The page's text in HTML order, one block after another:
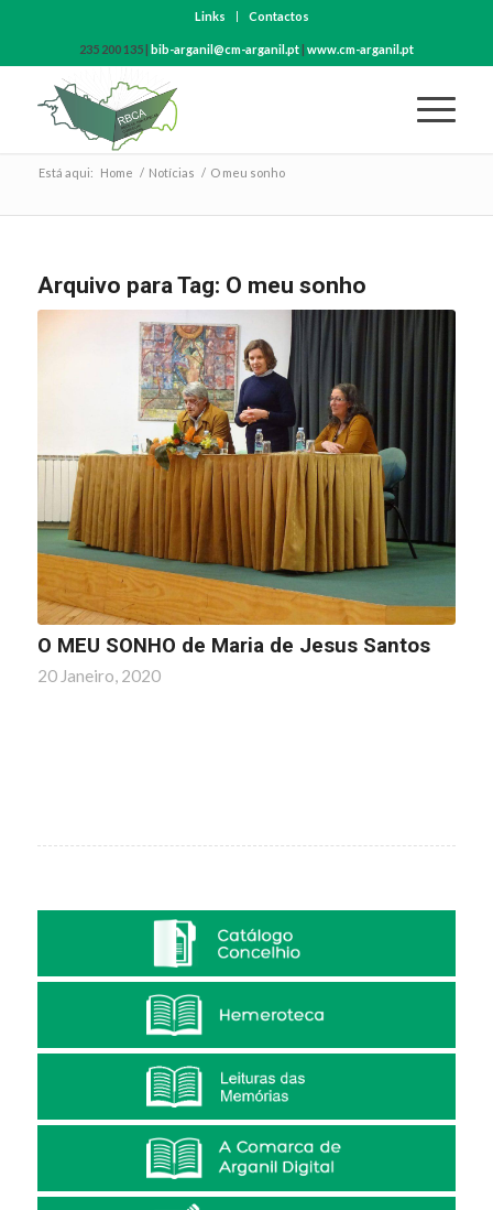
Links Contactos
235 200 135 | bib-arganil@cm-arganil.pt| www.cm-arganil.pt
Está aqui: Home / Notícias / O meu sonho
Arquivo para Tag: O meu sonho
O MEU SONHO de Maria de Jesus Santos
20 Janeiro, 2020